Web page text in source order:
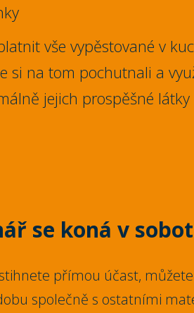
vše vypěstované v
si na tom pochutnali a
jejich prospěšné látky
se koná v
přímou účast,
společně s ostatními